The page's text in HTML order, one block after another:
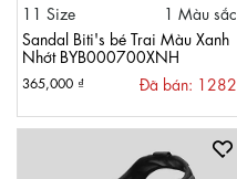
11 Size
1 Màu sắc
Sandal Biti's bé Trai Màu Xanh
Nhớt BYB000700XNH
365,000 ₫ Đã bán: 1282